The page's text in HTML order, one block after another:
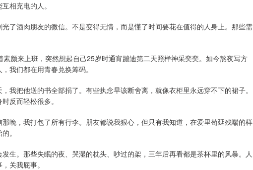
相充电的人。
了酒肉朋友的微信。不是变得无情，而是懂了时间要花在值得的人身上。那些需
颜来上班，突然想起自己25岁时通宵蹦迪第二天照样神采奕奕。如今熬夜写方
我们都在用青春兑换筹码。
我把他送的书全部捐了。有些执念早该断舍离，就像衣柜里永远穿不下的裙子。
反而轻松很多。
晚，我打包了所有行李。朋友都说我狠心，但只有我知道，在爱里苟延残喘的样
。
生。那些失眠的夜、哭湿的枕头、吵过的架，三年后再看都是茶杯里的风暴。人
关我屁事。